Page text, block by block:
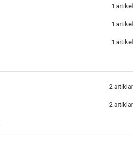
1 artikel
1 artikel
1 artikel
2 artiklar
2 artiklar